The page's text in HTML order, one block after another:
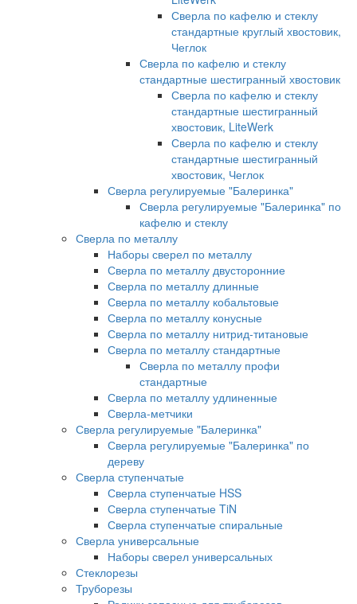
Сверла по кафелю и стеклу
стандартные круглый хвостовик,
Чеглок
Сверла по кафелю и стеклу
стандартные шестигранный хвостовик
Сверла по кафелю и стеклу
стандартные шестигранный
хвостовик, LiteWerk
Сверла по кафелю и стеклу
стандартные шестигранный
хвостовик, Чеглок
Сверла регулируемые "Балеринка"
Сверла регулируемые "Балеринка" по
кафелю и стеклу
Сверла по металлу
Наборы сверел по металлу
Сверла по металлу двусторонние
Сверла по металлу длинные
Сверла по металлу кобальтовые
Сверла по металлу конусные
Сверла по металлу нитрид-титановые
Сверла по металлу стандартные
Сверла по металлу профи
стандартные
Сверла по металлу удлиненные
Сверла-метчики
Сверла регулируемые "Балеринка"
Сверла регулируемые "Балеринка" по
дереву
Сверла ступенчатые
Сверла ступенчатые HSS
Сверла ступенчатые TiN
Сверла ступенчатые спиральные
Сверла универсальные
Наборы сверел универсальных
Стеклорезы
Труборезы